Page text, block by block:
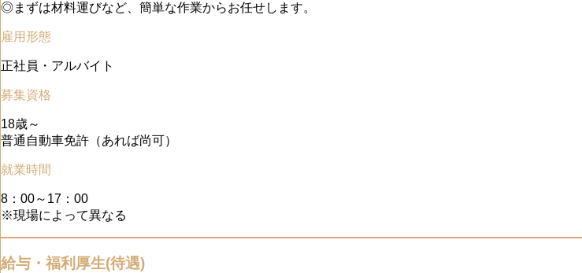
◎まずは材料運びなど、簡単な作業からお任せします。
雇用形態
正社員・アルバイト
募集資格
18歳～
普通自動車免許（あれば尚可）
就業時間
8：00～17：00
※現場によって異なる
給与・福利厚生(待遇)